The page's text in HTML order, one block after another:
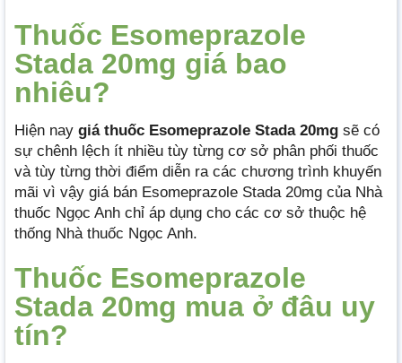
Thuốc Esomeprazole
Stada 20mg giá bao
nhiêu?
Hiện nay giá thuốc Esomeprazole Stada 20mg sẽ có
sự chênh lệch ít nhiều tùy từng cơ sở phân phối thuốc
và tùy từng thời điểm diễn ra các chương trình khuyến
mãi vì vậy giá bán Esomeprazole Stada 20mg của Nhà
thuốc Ngọc Anh chỉ áp dụng cho các cơ sở thuộc hệ
thống Nhà thuốc Ngọc Anh.
Thuốc Esomeprazole
Stada 20mg mua ở đâu uy
tín?